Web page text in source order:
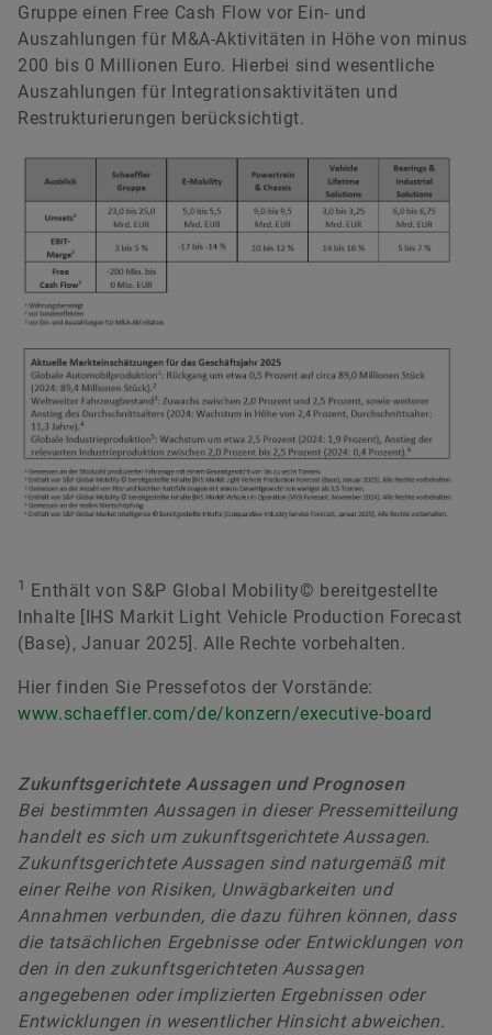
Gruppe einen Free Cash Flow vor Ein- und
Auszahlungen für M&A-Aktivitäten in Höhe von minus
200 bis 0 Millionen Euro. Hierbei sind wesentliche
Auszahlungen für Integrationsaktivitäten und
Restrukturierungen berücksichtigt.
1
Enthält von S&P Global Mobility© bereitgestellte
Inhalte [IHS Markit Light Vehicle Production Forecast
(Base), Januar 2025]. Alle Rechte vorbehalten.
Hier finden Sie Pressefotos der Vorstände:
www.schaeffler.com/de/konzern/executive-board
Zukunftsgerichtete Aussagen und Prognosen
Bei bestimmten Aussagen in dieser Pressemitteilung
handelt es sich um zukunftsgerichtete Aussagen.
Zukunftsgerichtete Aussagen sind naturgemäß mit
einer Reihe von Risiken, Unwägbarkeiten und
Annahmen verbunden, die dazu führen können, dass
die tatsächlichen Ergebnisse oder Entwicklungen von
den in den zukunftsgerichteten Aussagen
angegebenen oder implizierten Ergebnissen oder
Entwicklungen in wesentlicher Hinsicht abweichen.